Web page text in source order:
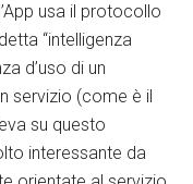
usa il protocollo
“intelligenza
d’uso di un
servizio (come è il
su questo
interessante da